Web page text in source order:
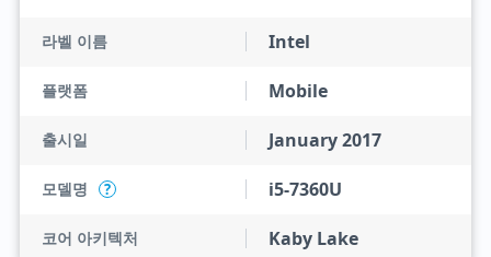
라벨 이름 Intel
플랫폼 Mobile
출시일 January 2017
모델명 ? i5-7360U
코어 아키텍처 Kaby Lake